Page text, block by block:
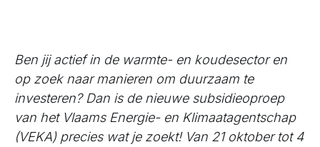
Ben jij actief in de warmte- en koudesector en
op zoek naar manieren om duurzaam te
investeren? Dan is de nieuwe subsidieoproep
van het Vlaams Energie- en Klimaatagentschap
(VEKA) precies wat je zoekt! Van 21 oktober tot 4